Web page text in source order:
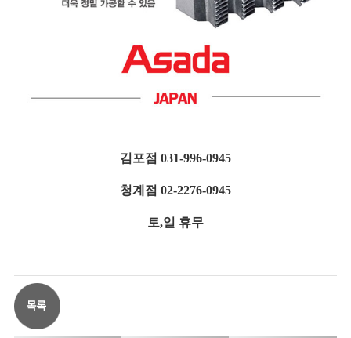
김포점 031-996-0945
청계점 02-2276-0945
토,일 휴무